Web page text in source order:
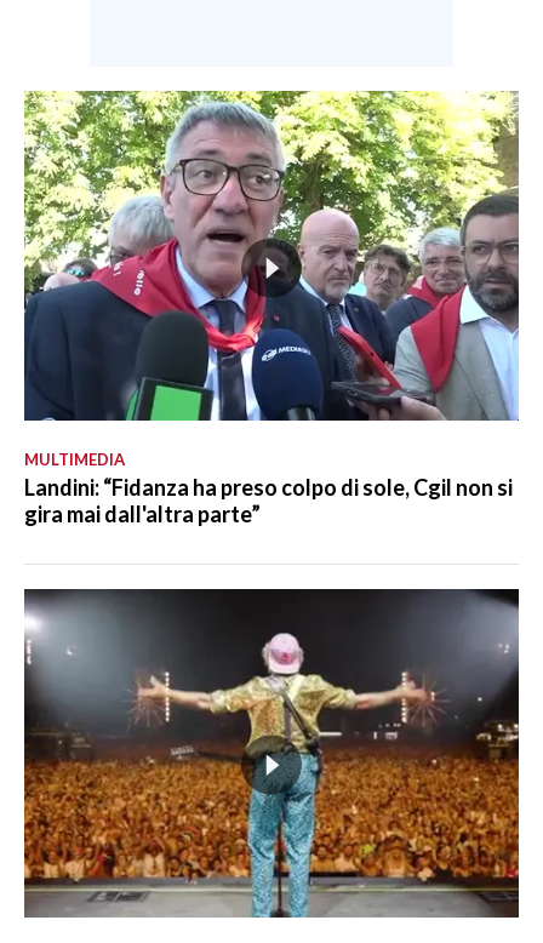
MULTIMEDIA
Landini: “Fidanza ha preso colpo di sole, Cgil non si
gira mai dall'altra parte”